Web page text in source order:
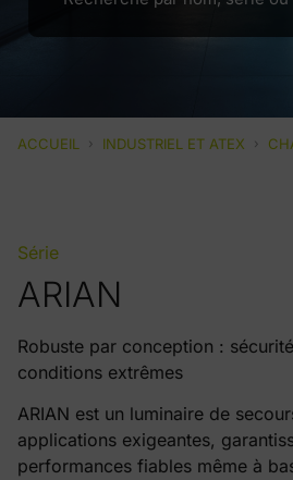
ACCUEIL › INDUSTRIEL ET ATEX ›
Série
ARIAN
Robuste par conception :
conditions extrêmes
ARIAN est un luminaire de
applications exigeantes,
performances fiables même à